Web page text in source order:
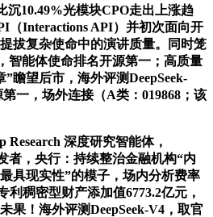
10.49%光模块CPO走出上涨趋
（Interactions API）并初次面向开
拔复杂使命中的演讲质量。同时笼
智能体使命排名开源第一；高质量
瞻望后市，海外评测DeepSeek-
一，场外连接（A类：019868；该
深度研究智能体，
者，央行：持续整治金融机构“内
具现实性”的模子，场内分析费率
利稠密型财产添加值6773.2亿元，
果！海外评测DeepSeek-V4，取官